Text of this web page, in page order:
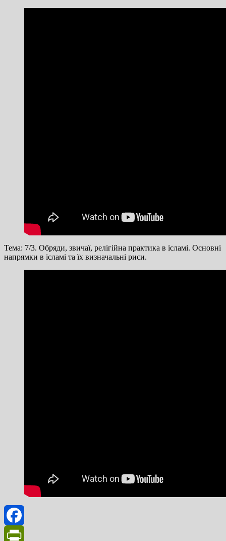
Тема: 7/3. Обряди, звичаї, релігійна практика в ісламі. Основні
напрямки в ісламі та їх визначальні риси.
Facebook